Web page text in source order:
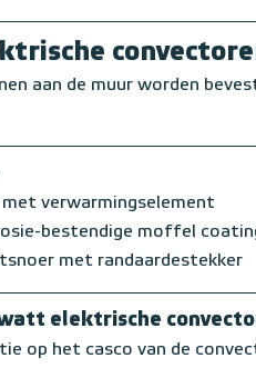
aan de muur worden
verwarmingselement
bestendige moffel
met randaardestekker
elektrische
op het casco van de